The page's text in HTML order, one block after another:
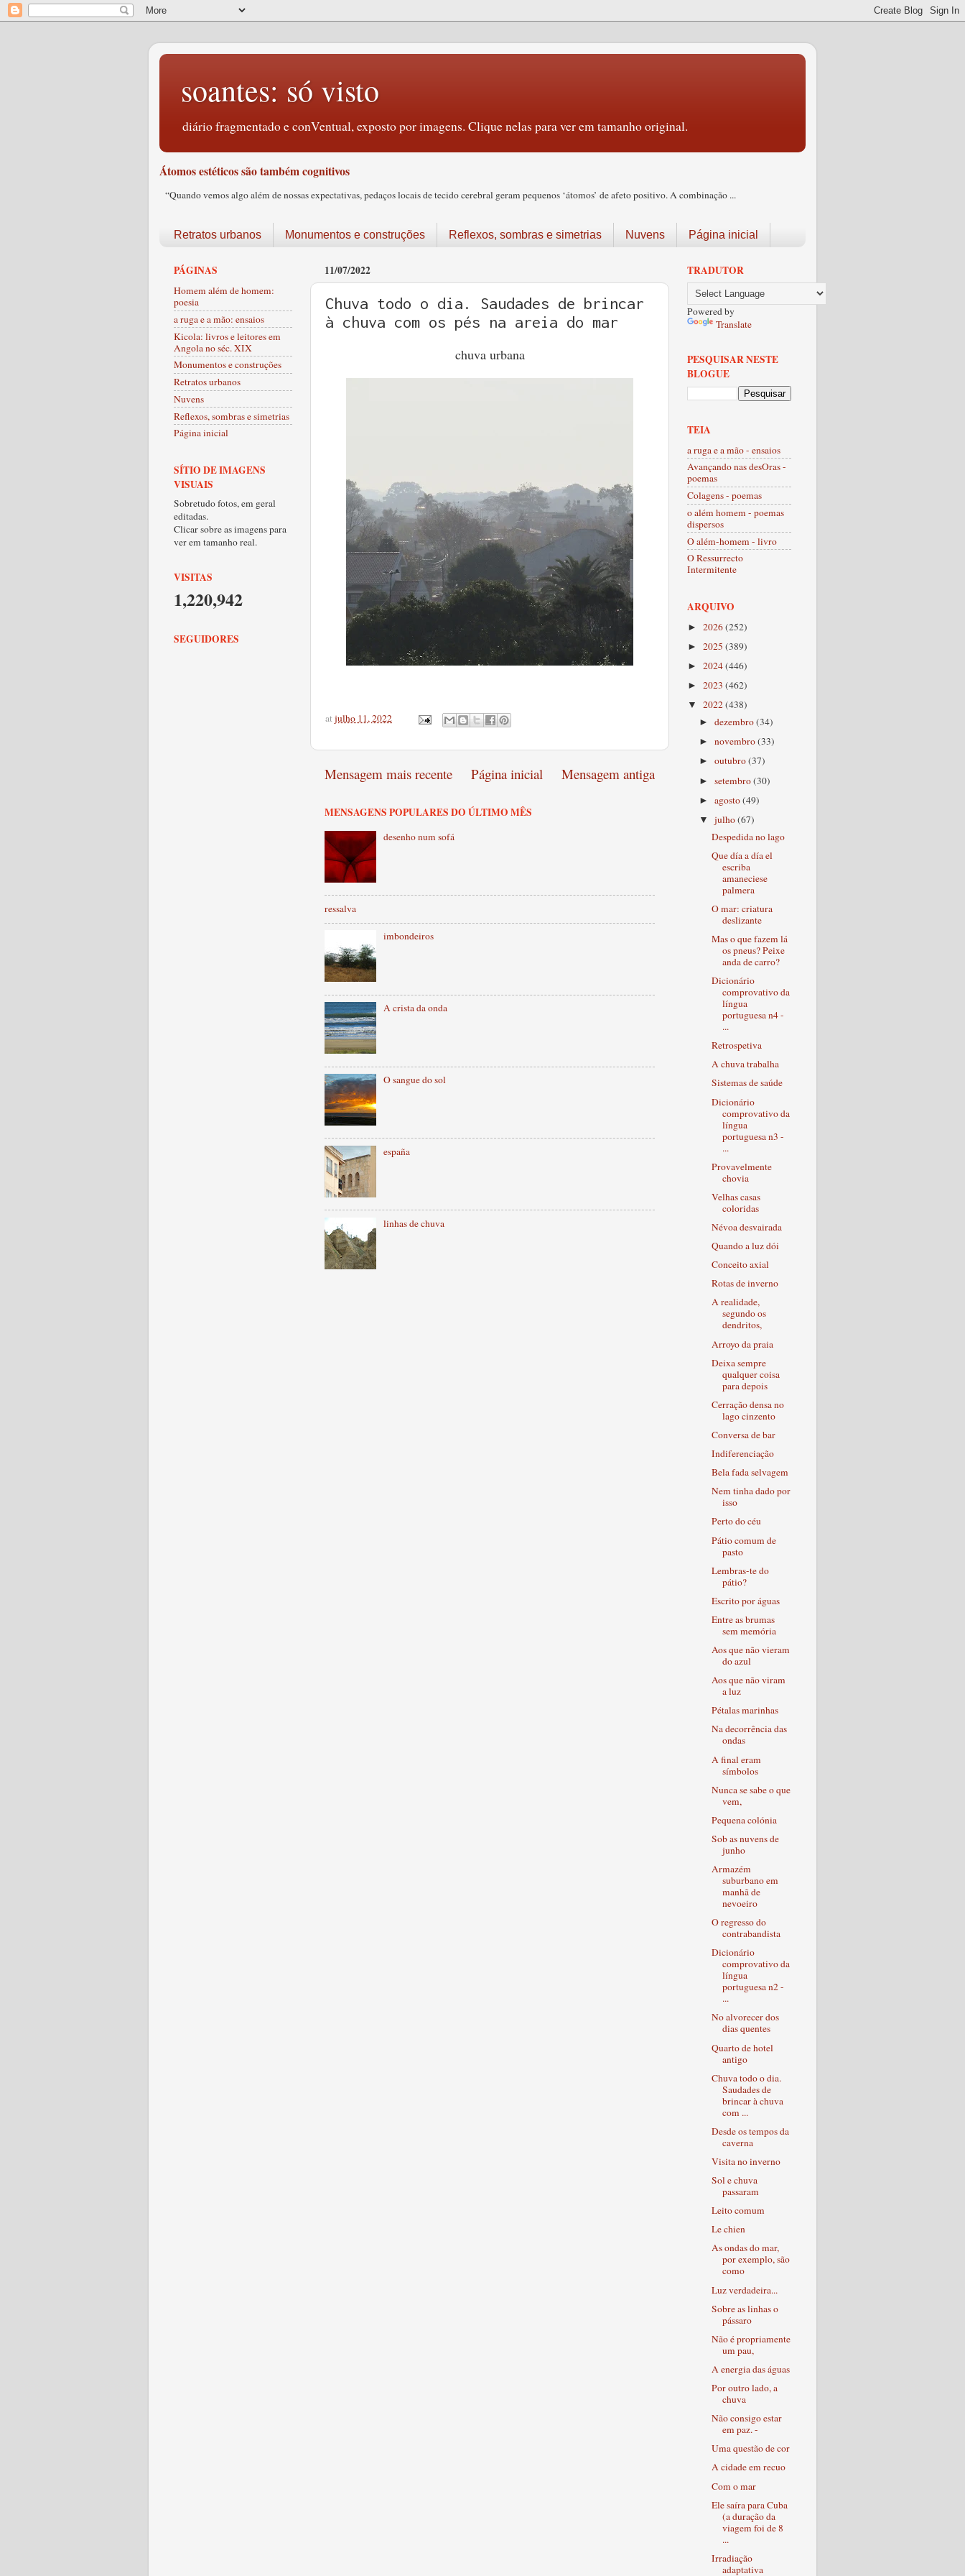
soantes: só visto
diário fragmentado e conVentual, exposto por imagens. Clique nelas para ver em tamanho original.
Átomos estéticos são também cognitivos
“Quando vemos algo além de nossas expectativas, pedaços locais de tecido cerebral geram pequenos ‘átomos’ de afeto positivo. A combinação ...
Retratos urbanos Monumentos e construções Reflexos, sombras e simetrias Nuvens Página inicial
11/07/2022
Chuva todo o dia. Saudades de brincar
à chuva com os pés na areia do mar
chuva urbana
atjulho 11, 2022
Mensagem mais recente Mensagem antiga
Página inicial
MENSAGENS POPULARES DO ÚLTIMO MÊS
desenho num sofá
ressalva
imbondeiros
A crista da onda
O sangue do sol
españa
linhas de chuva
PÁGINAS
Homem além de homem:
poesia
a ruga e a mão: ensaios
Kicola: livros e leitores em
Angola no séc. XIX
Monumentos e construções
Retratos urbanos
Nuvens
Reflexos, sombras e simetrias
Página inicial
SÍTIO DE IMAGENS
VISUAIS
Sobretudo fotos, em geral
editadas.
Clicar sobre as imagens para
ver em tamanho real.
VISITAS
1,220,942
SEGUIDORES
TRADUTOR
Powered by
Translate
PESQUISAR NESTE
BLOGUE
TEIA
a ruga e a mão - ensaios
Avançando nas desOras -
poemas
Colagens - poemas
o além homem - poemas
dispersos
O além-homem - livro
O Ressurrecto
Intermitente
ARQUIVO
► 2026(252)
► 2025 (389)
► 2024(446)
► 2023 (462)
▼ 2022(438)
►dezembro(34)
►novembro(33)
►outubro(37)
►setembro(30)
►agosto(49)
▼julho(67)
Despedida no lago
Que día a día el
escriba
amaneciese
palmera
O mar: criatura
deslizante
Mas o que fazem lá
os pneus? Peixe
anda de carro?
Dicionário
comprovativo da
língua
portuguesa n4 -
...
Retrospetiva
A chuva trabalha
Sistemas de saúde
Dicionário
comprovativo da
língua
portuguesa n3 -
...
Provavelmente
chovia
Velhas casas
coloridas
Névoa desvairada
Quando a luz dói
Conceito axial
Rotas de inverno
A realidade,
segundo os
dendritos,
Arroyo da praia
Deixa sempre
qualquer coisa
para depois
Cerração densa no
lago cinzento
Conversa de bar
Indiferenciação
Bela fada selvagem
Nem tinha dado por
isso
Perto do céu
Pátio comum de
pasto
Lembras-te do
pátio?
Escrito por águas
Entre as brumas
sem memória
Aos que não vieram
do azul
Aos que não viram
a luz
Pétalas marinhas
Na decorrência das
ondas
A final eram
símbolos
Nunca se sabe o que
vem,
Pequena colónia
Sob as nuvens de
junho
Armazém
suburbano em
manhã de
nevoeiro
O regresso do
contrabandista
Dicionário
comprovativo da
língua
portuguesa n2 -
...
No alvorecer dos
dias quentes
Quarto de hotel
antigo
Chuva todo o dia.
Saudades de
brincar à chuva
com ...
Desde os tempos da
caverna
Visita no inverno
Sol e chuva
passaram
Leito comum
Le chien
As ondas do mar,
por exemplo, são
como
Luz verdadeira...
Sobre as linhas o
pássaro
Não é propriamente
um pau,
A energia das águas
Por outro lado, a
chuva
Não consigo estar
em paz. -
Uma questão de cor
A cidade em recuo
Com o mar
Ele saíra para Cuba
(a duração da
viagem foi de 8
...
Irradiação
adaptativa